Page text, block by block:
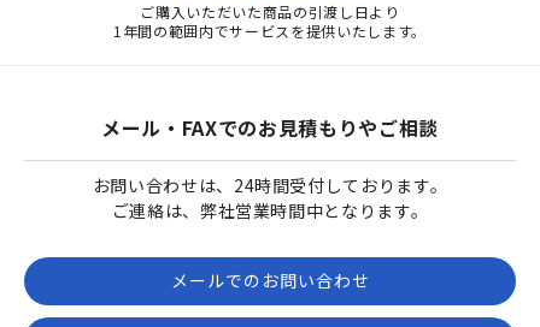
ご購入いただいた商品の引渡し日より
1年間の範囲内でサービスを提供いたします。
メール・FAXでのお見積もりやご相談
お問い合わせは、24時間受付しております。
ご連絡は、弊社営業時間中となります。
メールでのお問い合わせ